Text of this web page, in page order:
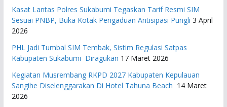
Kasat Lantas Polres Sukabumi Tegaskan Tarif Resmi SIM
Sesuai PNBP, Buka Kotak Pengaduan Antisipasi Pungli 3 April
2026
PHL Jadi Tumbal SIM Tembak, Sistim Regulasi Satpas
Kabupaten Sukabumi Diragukan 17 Maret 2026
Kegiatan Musrembang RKPD 2027 ​Kabupaten Kepulauan
Sangihe Diselenggarakan Di Hotel Tahuna Beach 14 Maret
2026